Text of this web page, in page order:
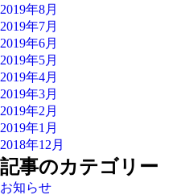
2019年8月
2019年7月
2019年6月
2019年5月
2019年4月
2019年3月
2019年2月
2019年1月
2018年12月
記事のカテゴリー
お知らせ